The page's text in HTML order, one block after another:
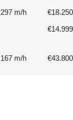
m/h
€18.250
€14.999
m/h €43.800